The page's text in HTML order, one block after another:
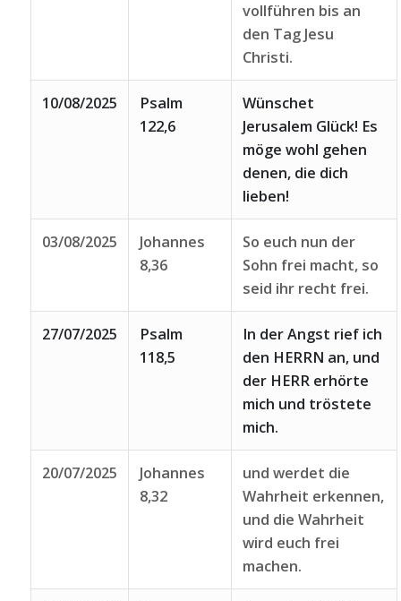
vollführen bis an
den Tag Jesu
Christi.
10/08/2025
Psalm
122,6
Wünschet
Jerusalem Glück! Es
möge wohl gehen
denen, die dich
lieben!
03/08/2025
Johannes
8,36
So euch nun der
Sohn frei macht, so
seid ihr recht frei.
27/07/2025
Psalm
118,5
In der Angst rief ich
den HERRN an, und
der HERR erhörte
mich und tröstete
mich.
20/07/2025
Johannes
8,32
und werdet die
Wahrheit erkennen,
und die Wahrheit
wird euch frei
machen.